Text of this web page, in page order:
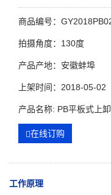
商品编号：
拍摄角度：130度
产品产地：安徽蚌埠
上架时间：2018-05-02
产品名称: PB平板式上
在线订购
工作原理